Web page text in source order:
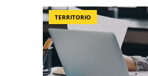
TERRITORIO